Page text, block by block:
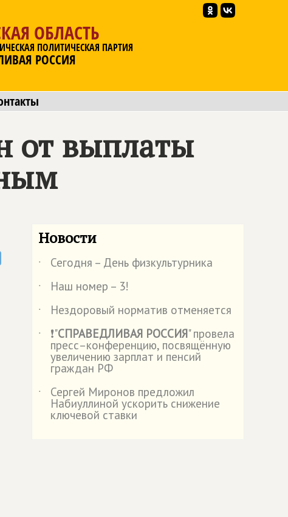
ОБЛАСТЬ
ПОЛИТИЧЕСКАЯ ПАРТИЯ
РОССИЯ
от выплаты
Новости
˙
Сегодня – День физкультурника
˙
Наш номер – 3!
˙
Нездоровый норматив отменяется
˙
❗"СПРАВЕДЛИВАЯ РОССИЯ" провела
пресс–конференцию, посвящённую
увеличению зарплат и пенсий
граждан РФ
˙
Сергей Миронов предложил
Набиуллиной ускорить снижение
ключевой ставки